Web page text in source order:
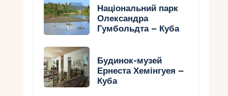
Національний парк
Олександра
Гумбольдта – Куба
Будинок-музей
Ернеста Хемінгуея –
Куба